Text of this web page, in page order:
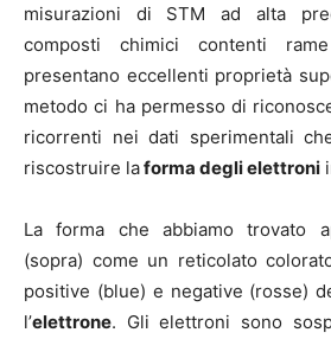
misurazioni di STM ad alta
composti chimici contenti
presentano eccellenti proprietà
metodo ci ha permesso di
ricorrenti nei dati sperimentali
riscostruire laforma degli elettroni
La forma che abbiamo trovato
(sopra) come un reticolato
positive (blue) e negative (rosse)
l’elettrone. Gli elettroni sono